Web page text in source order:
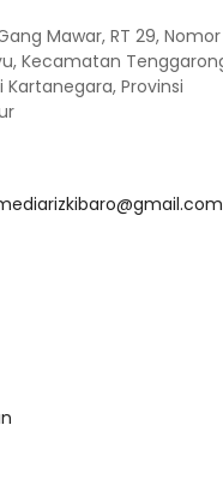
Mawar, RT 29, Nomor
Kecamatan
Provinsi